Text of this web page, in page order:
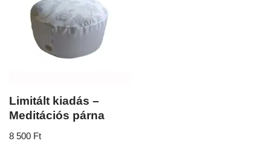
Limitált kiadás –
Meditációs párna
8 500 Ft